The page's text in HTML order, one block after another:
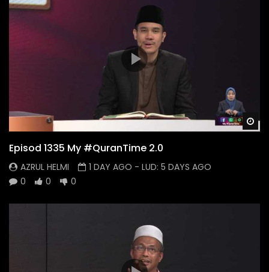
Episod 1335 My #QuranTime 2.0
AZRUL HELMI 1 DAY AGO - LUD: 5 DAYS AGO
0
0 0